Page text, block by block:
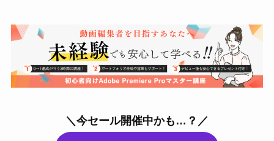
＼今セール開催中かも…？／